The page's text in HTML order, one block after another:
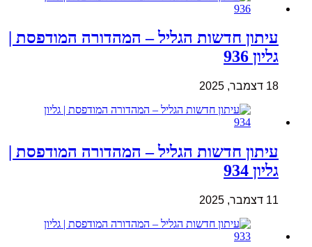
עיתון חדשות הגליל – המהדורה המודפסת |
גליון 936
18 דצמבר, 2025
עיתון חדשות הגליל – המהדורה המודפסת |
גליון 934
11 דצמבר, 2025